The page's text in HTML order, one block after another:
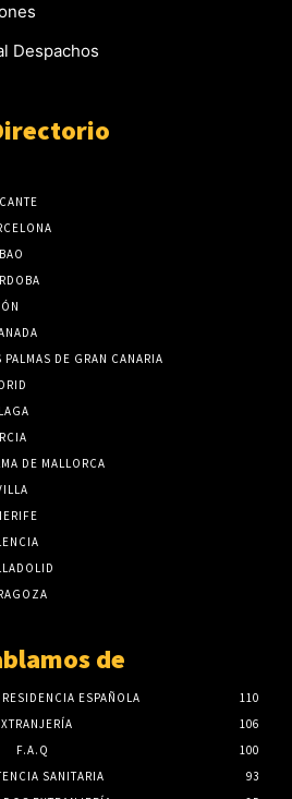
Despachos
DE GRAN CANARIA
DE MALLORCA
de
ESPAÑOLA
110
106
F.A.Q
100
SANITARIA
93